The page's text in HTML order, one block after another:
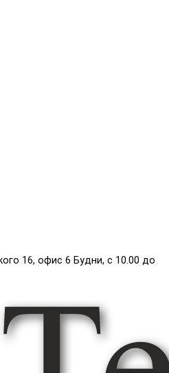
16, офис 6 Будни, с 10.00 до